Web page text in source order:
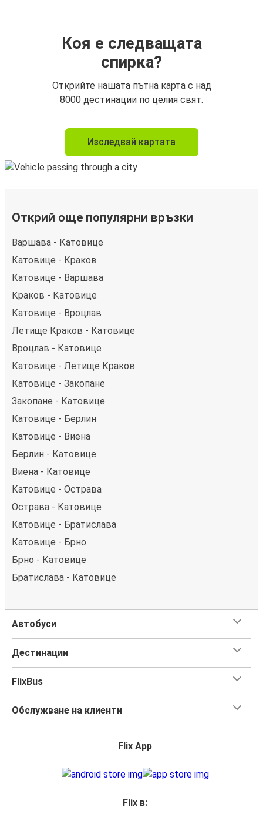
Коя е следващата
спирка?
Открийте нашата пътна карта с над
8000 дестинации по целия свят.
Изследвай картата
Открий още популярни връзки
Варшава - Катовице
Катовице - Краков
Катовице - Варшава
Краков - Катовице
Катовице - Вроцлав
Летище Краков - Катовице
Вроцлав - Катовице
Катовице - Летище Краков
Катовице - Закопане
Закопане - Катовице
Катовице - Берлин
Катовице - Виена
Берлин - Катовице
Виена - Катовице
Катовице - Острава
Острава - Катовице
Катовице - Братислава
Катовице - Брно
Брно - Катовице
Братислава - Катовице
Автобуси
Дестинации
FlixBus
Обслужване на клиенти
Flix App
Flix в: